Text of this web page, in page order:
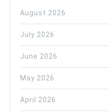
August 2026
July 2026
June 2026
May 2026
April 2026